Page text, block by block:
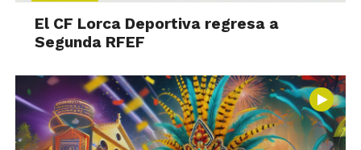
El CF Lorca Deportiva regresa a
Segunda RFEF